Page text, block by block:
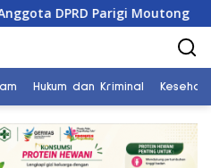
Parigi Moutong
Hukum dan Kriminal